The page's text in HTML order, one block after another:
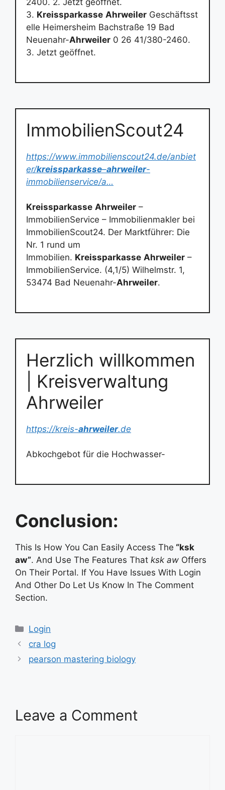
2400. 2. Jetzt geöffnet.
3. Kreissparkasse Ahrweiler Geschäftsst
elle Heimersheim Bachstraße 19 Bad
Neuenahr-Ahrweiler 0 26 41/380-2460.
3. Jetzt geöffnet.
ImmobilienScout24
https://www.immobilienscout24.de/anbiet
er/kreissparkasse–ahrweiler-
immobilienservice/a…
Kreissparkasse Ahrweiler –
ImmobilienService – Immobilienmakler bei
ImmobilienScout24. Der Marktführer: Die
Nr. 1 rund um
Immobilien. Kreissparkasse Ahrweiler –
ImmobilienService. (4,1/5) Wilhelmstr. 1,
53474 Bad Neuenahr-Ahrweiler.
Herzlich willkommen
| Kreisverwaltung
Ahrweiler
https://kreis-ahrweiler.de
Abkochgebot für die Hochwasser-
Conclusion:
This Is How You Can Easily Access The “ksk
aw”. And Use The Features That ksk aw Offers
On Their Portal. If You Have Issues With Login
And Other Do Let Us Know In The Comment
Section.
Categories
Login
cra log
pearson mastering biology
Leave a Comment